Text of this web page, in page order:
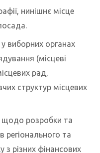
нинішнє місце
виборних органах
(місцеві
рад,
структур місцевих
щодо розробки та
регіонального та
з різних фінансових